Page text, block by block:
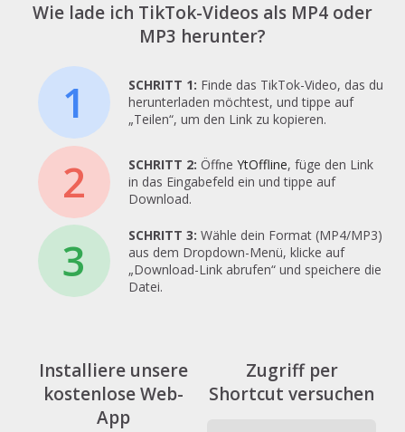
Wie lade ich TikTok-Videos als MP4 oder
MP3 herunter?
1 SCHRITT 1: Finde das TikTok-Video, das du
herunterladen möchtest, und tippe auf
„Teilen“, um den Link zu kopieren.
2 SCHRITT 2: Öffne YtOffline, füge den Link
in das Eingabefeld ein und tippe auf
Download.
3 SCHRITT 3: Wähle dein Format (MP4/MP3)
aus dem Dropdown-Menü, klicke auf
„Download-Link abrufen“ und speichere die
Datei.
Installiere unsere
kostenlose Web-
App
Zugriff per
Shortcut versuchen